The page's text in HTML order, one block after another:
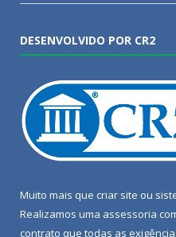
DESENVOLVIDO POR CR2
Muito mais que criar site ou
Realizamos uma assessoria
contrato que todas as